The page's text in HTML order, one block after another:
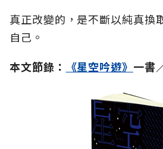
真正改變的，是不斷以純真換
自己。
本文節錄：
《星空吟遊》 一書